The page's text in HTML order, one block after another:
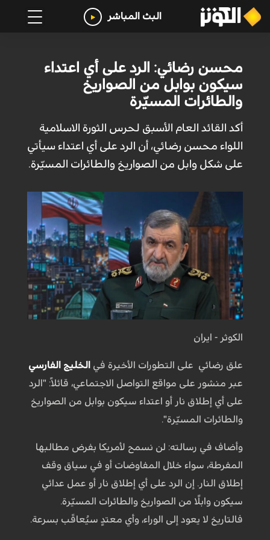
البث المباشر
محسن رضائي: الرد على أي اعتداء
سيكون بوابل من الصواريخ
والطائرات المسيّرة
أكد القائد العام الأسبق لحرس الثورة الاسلامية
اللواء محسن رضائي، أن الرد على أي اعتداء سيأتي
على شكل وابل من الصواريخ والطائرات المسيّرة.
الكوثر - ايران
علق رضائي على التطورات الأخيرة في الخليج الفارسي
عبر منشور على مواقع التواصل الاجتماعي، قائلاً: "الرد
على أي إطلاق نار أو اعتداء سيكون بوابل من الصواريخ
والطائرات المسيّرة".
وأضاف في رسالته: لن نسمح لأمريكا بفرض مطالبها
المفرطة، سواء خلال المفاوضات أو في سياق وقف
إطلاق النار. إن الرد على أي إطلاق نار أو عمل عدائي
سيكون وابلًا من الصواريخ والطائرات المسيّرة.
فالتاريخ لا يعود إلى الوراء، وأي معتدٍ سيُعاقَب بسرعة.